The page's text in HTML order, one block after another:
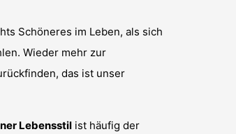
Schöneres im Leben, als sich
Wieder mehr zur
das ist unser
Lebensstil ist häufig der